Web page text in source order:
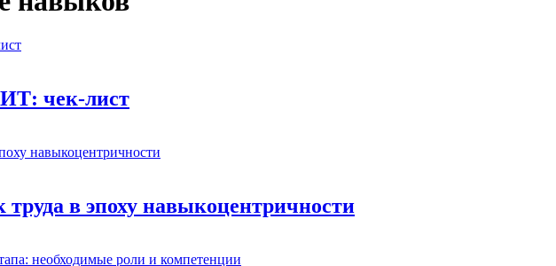
чек-лист
в эпоху навыкоцентричности